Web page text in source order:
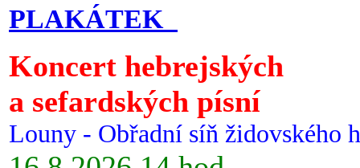
PLAKÁTEK
Koncert hebrejských
a sefardských písní
Louny - Obřadní síň židovského